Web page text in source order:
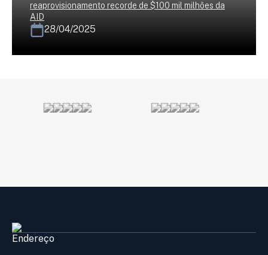
reaprovisionamento recorde de $100 mil milhões da
AID
28/04/2025
Endereço